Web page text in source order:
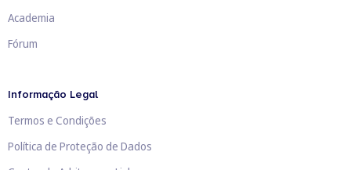
Academia
Fórum
Informação Legal
Termos e Condições
Política de Proteção de Dados